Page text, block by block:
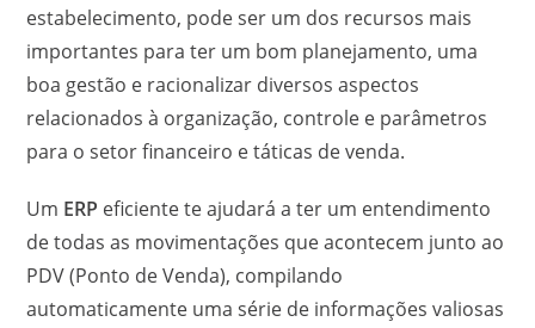
estabelecimento, pode ser um dos recursos mais
importantes para ter um bom planejamento, uma
boa gestão e racionalizar diversos aspectos
relacionados à organização, controle e parâmetros
para o setor financeiro e táticas de venda.
Um ERP eficiente te ajudará a ter um entendimento
de todas as movimentações que acontecem junto ao
PDV (Ponto de Venda), compilando
automaticamente uma série de informações valiosas